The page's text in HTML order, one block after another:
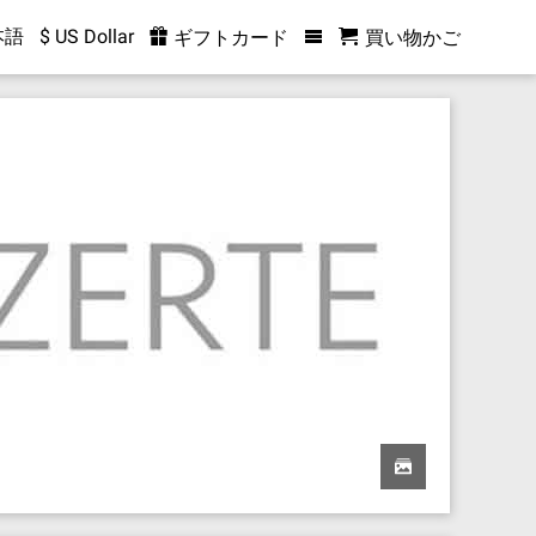
語 $ US Dollar ギフトカード 買い物かご